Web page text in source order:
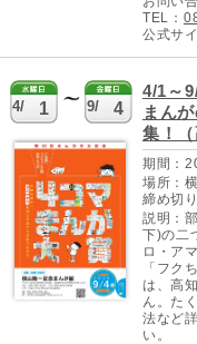
TEL：
公式サ
4/ 1 9/ 4
4/1～
まん
集！
期間：
場所：
締め切
説明：
下)の二
ロ・ア
「フク
は、高
ん。た
法など
い。